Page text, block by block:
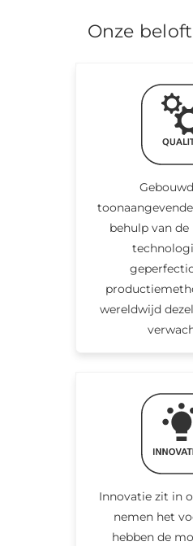
Onze
behulp van
wereldwijd
Innovatie zit in
nemen het
hebben de